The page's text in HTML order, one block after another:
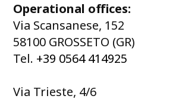
Operational offices:
Via Scansanese, 152
58100 GROSSETO (GR)
Tel. +39 0564 414925
Via Trieste, 4/6